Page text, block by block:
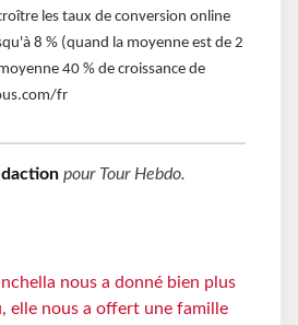
les taux de conversion online
8 % (quand la moyenne est de 2
40 % de croissance de
fr
pour Tour Hebdo.
nous a donné bien plus
elle nous a offert une famille